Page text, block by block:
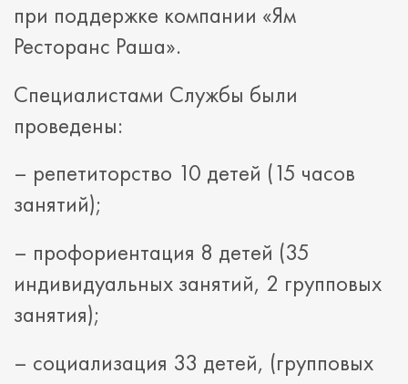
при поддержке компании «Ям
Ресторанс Раша».
Специалистами Службы были
проведены:
– репетиторство 10 детей (15 часов
занятий);
– профориентация 8 детей (35
индивидуальных занятий, 2 групповых
занятия);
– социализация 33 детей, (групповых